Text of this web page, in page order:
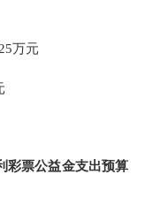
万元
彩票公益金支出预算